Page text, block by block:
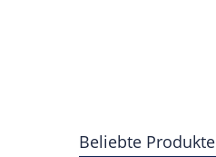
Beliebte Produkte